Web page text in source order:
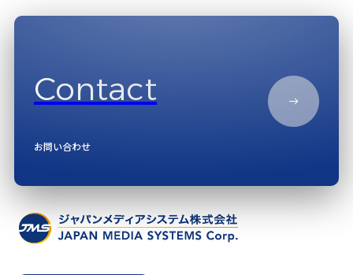
Contact
お問い合わせ